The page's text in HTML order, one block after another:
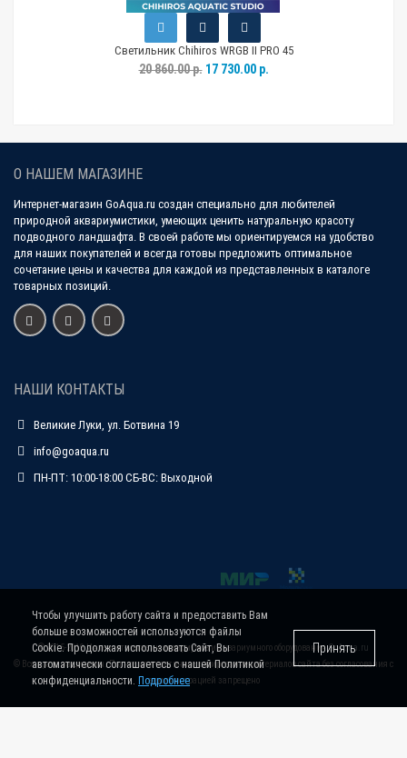
Светильник Chihiros WRGB II PRO 45
20 860.00 р.17 730.00 р.
О НАШЕМ МАГАЗИНЕ
Интернет-магазин GoAqua.ru создан специально для любителей
природной аквариумистики, умеющих ценить натуральную красоту
подводного ландшафта. В своей работе мы ориентируемся на удобство
для наших покупателей и всегда готовы предложить оптимальное
сочетание цены и качества для каждой из представленных в каталоге
товарных позиций.
НАШИ КОНТАКТЫ
Великие Луки, ул. Ботвина 19
info@goaqua.ru
ПН-ПТ: 10:00-18:00 СБ-ВС: Выходной
© 2015-2019 Интернет-магазин аквариумов и аквариумного оборудованияGoAqua.ru
© Все права защищены. Полное или частичное копирование материалов сайта без согласования с
администрацией запрещено
Чтобы улучшить работу сайта и предоставить Вам
больше возможностей используются файлы
Cookie. Продолжая использовать Сайт, Вы
автоматически соглашаетесь с нашей Политикой
конфиденциальности. Подробнее
Принять